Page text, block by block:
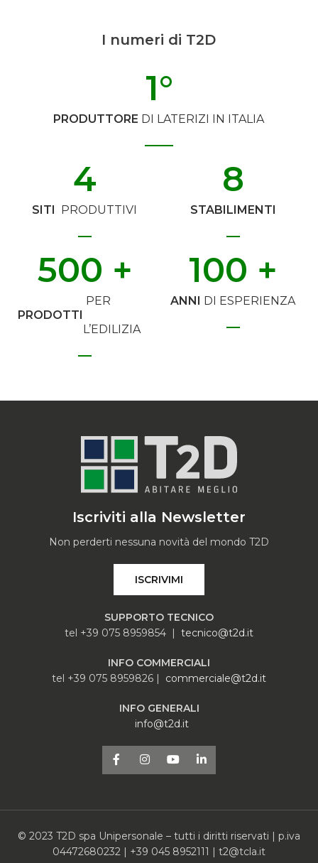
I numeri di T2D
PRODUTTORE DI LATERIZI IN ITALIA
1°
SITI PRODUTTIVI
4
STABILIMENTI
8
PRODOTTI
PER
L’EDILIZIA
500 +
ANNI DI ESPERIENZA
100 +
Iscriviti alla Newsletter
Non perderti nessuna novità del mondo T2D
ISCRIVIMI
SUPPORTO TECNICO
tel +39 075 8959854 | tecnico@t2d.it
INFO COMMERCIALI
tel +39 075 8959826 | commerciale@t2d.it
INFO GENERALI
info@t2d.it
© 2023 T2D spa Unipersonale – tutti i diritti riservati | p.iva
04472680232 | +39 045 8952111 | t2@tcla.it